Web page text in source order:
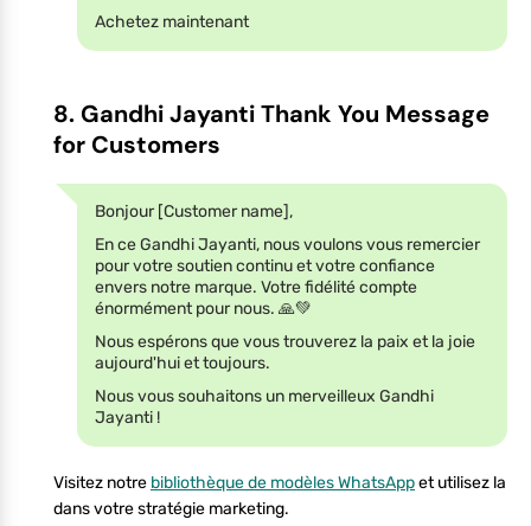
Achetez maintenant
8. Gandhi Jayanti Thank You Message
for Customers
Bonjour [Customer name],
En ce Gandhi Jayanti, nous voulons vous remercier
pour votre soutien continu et votre confiance
envers notre marque. Votre fidélité compte
énormément pour nous. 🙏💚
Nous espérons que vous trouverez la paix et la joie
aujourd'hui et toujours.
Nous vous souhaitons un merveilleux Gandhi
Jayanti !
Visitez notre bibliothèque de modèles WhatsAppet utilisez la
dans votre stratégie marketing.